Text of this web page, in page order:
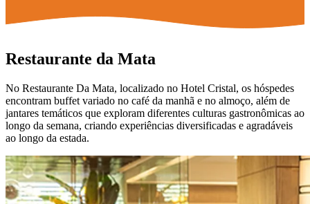
Restaurante da Mata
No Restaurante Da Mata, localizado no Hotel Cristal, os hóspedes
encontram buffet variado no café da manhã e no almoço, além de
jantares temáticos que exploram diferentes culturas gastronômicas ao
longo da semana, criando experiências diversificadas e agradáveis
ao longo da estada.